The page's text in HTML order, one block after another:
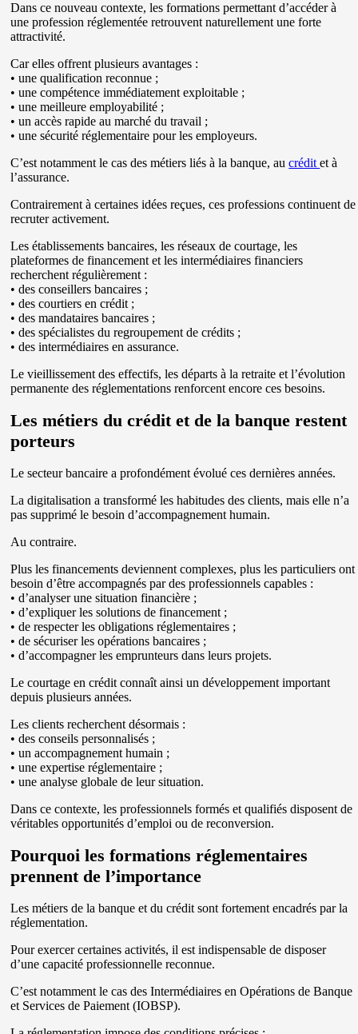
Dans ce nouveau contexte, les formations permettant d’accéder à
une profession réglementée retrouvent naturellement une forte
attractivité.
Car elles offrent plusieurs avantages :
• une qualification reconnue ;
• une compétence immédiatement exploitable ;
• une meilleure employabilité ;
• un accès rapide au marché du travail ;
• une sécurité réglementaire pour les employeurs.
C’est notamment le cas des métiers liés à la banque, aucréditet à
l’assurance.
Contrairement à certaines idées reçues, ces professions continuent de
recruter activement.
Les établissements bancaires, les réseaux de courtage, les
plateformes de financement et les intermédiaires financiers
recherchent régulièrement :
• des conseillers bancaires ;
• des courtiers en crédit ;
• des mandataires bancaires ;
• des spécialistes du regroupement de crédits ;
• des intermédiaires en assurance.
Le vieillissement des effectifs, les départs à la retraite et l’évolution
permanente des réglementations renforcent encore ces besoins.
Les métiers du crédit et de la banque restent
porteurs
Le secteur bancaire a profondément évolué ces dernières années.
La digitalisation a transformé les habitudes des clients, mais elle n’a
pas supprimé le besoin d’accompagnement humain.
Au contraire.
Plus les financements deviennent complexes, plus les particuliers ont
besoin d’être accompagnés par des professionnels capables :
• d’analyser une situation financière ;
• d’expliquer les solutions de financement ;
• de respecter les obligations réglementaires ;
• de sécuriser les opérations bancaires ;
• d’accompagner les emprunteurs dans leurs projets.
Le courtage en crédit connaît ainsi un développement important
depuis plusieurs années.
Les clients recherchent désormais :
• des conseils personnalisés ;
• un accompagnement humain ;
• une expertise réglementaire ;
• une analyse globale de leur situation.
Dans ce contexte, les professionnels formés et qualifiés disposent de
véritables opportunités d’emploi ou de reconversion.
Pourquoi les formations réglementaires
prennent de l’importance
Les métiers de la banque et du crédit sont fortement encadrés par la
réglementation.
Pour exercer certaines activités, il est indispensable de disposer
d’une capacité professionnelle reconnue.
C’est notamment le cas des Intermédiaires en Opérations de Banque
et Services de Paiement (IOBSP).